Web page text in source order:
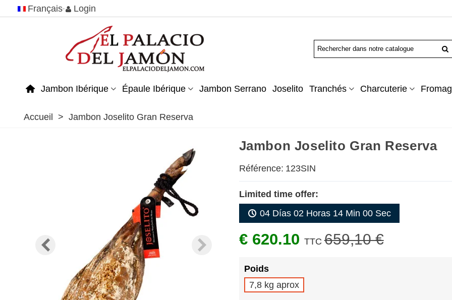
Français Login
Jambon Ibérique Épaule Ibérique Jambon Serrano Joselito Tranchés Charcuterie
Accueil > Jambon Joselito Gran Reserva
Jambon Joselito Gran Reserva
Référence: 123SIN
Limited time offer:
04 Días 02 Horas 14 Min 00 Sec
€ 620.10 TTC 659,10 €
Poids
7,8 kg aprox